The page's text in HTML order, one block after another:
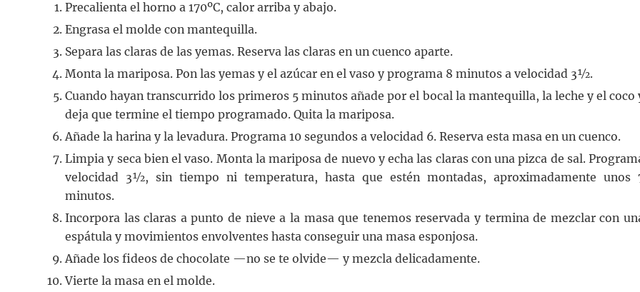
Precalienta el horno a 170ºC, calor arriba y abajo.
Engrasa el molde con mantequilla.
Separa las claras de las yemas. Reserva las claras en un cuenco aparte.
Monta la mariposa. Pon las yemas y el azúcar en el vaso y programa 8 minutos a velocidad 3½.
Cuando hayan transcurrido los primeros 5 minutos añade por el bocal la mantequilla, la leche y el coco
deja que termine el tiempo programado. Quita la mariposa.
Añade la harina y la levadura. Programa 10 segundos a velocidad 6. Reserva esta masa en un cuenco.
Limpia y seca bien el vaso. Monta la mariposa de nuevo y echa las claras con una pizca de sal.
velocidad 3½, sin tiempo ni temperatura, hasta que estén montadas, aproximadamente unos
minutos.
Incorpora las claras a punto de nieve a la masa que tenemos reservada y termina de mezclar con
espátula y movimientos envolventes hasta conseguir una masa esponjosa.
Añade los fideos de chocolate —no se te olvide— y mezcla delicadamente.
Vierte la masa en el molde.